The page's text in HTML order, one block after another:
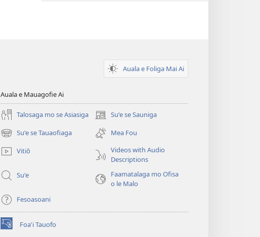
Auala e Foliga Mai Ai
Auala e Mauagofie Ai
Talosaga mo se Asiasiga Suʻe se Sauniga
(tatala
se
isi
polokalame)
Suʻe se Tauaofiaga
(tatala
se
isi
Mea Fou
Vitiō
Videos with Audio
Descriptions
Suʻe
Faamatalaga mo Ofisa
o le Malo
Fesoasoani
Foa'i Tauofo
(tatala